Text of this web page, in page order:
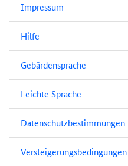
Impressum
Hilfe
Gebärdensprache
Leichte Sprache
Datenschutzbestimmungen
Versteigerungsbedingungen